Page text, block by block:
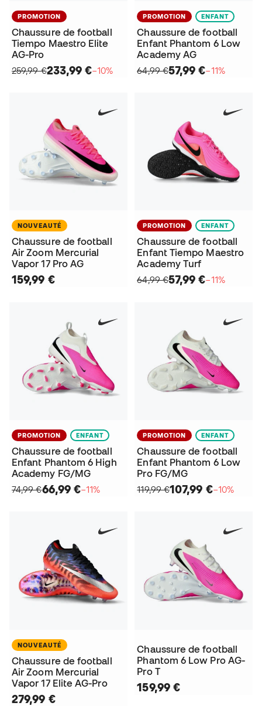
PROMOTION
Chaussure de football
Tiempo Maestro Elite
AG-Pro
259,99 €233,99 €−10%
PROMOTION ENFANT
Chaussure de football
Enfant Phantom 6 Low
Academy AG
64,99 €57,99 €−11%
NOUVEAUTÉ
Chaussure de football
Air Zoom Mercurial
Vapor 17 Pro AG
159,99 €
PROMOTION ENFANT
Chaussure de football
Enfant Tiempo Maestro
Academy Turf
64,99 €57,99 €−11%
PROMOTION ENFANT
Chaussure de football
Enfant Phantom 6 High
Academy FG/MG
74,99 €66,99 €−11%
PROMOTION ENFANT
Chaussure de football
Enfant Phantom 6 Low
Pro FG/MG
119,99 €107,99 €−10%
NOUVEAUTÉ
Chaussure de football
Air Zoom Mercurial
Vapor 17 Elite AG-Pro
279,99 €
Chaussure de football
Phantom 6 Low Pro AG-
Pro T
159,99 €